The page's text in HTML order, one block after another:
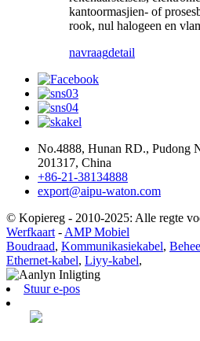
kantoormasjien- of
rook, nul halogeen en
navraagdetail
No.4888, Hunan RD., Pudong
201317, China
+86-21-38134888
export@aipu-waton.com
© Kopiereg - 2010-2025: Alle regte
Werfkaart - AMP Mobiel
Boudraad, Kommunikasiekabel,
Ethernet-kabel, Liyy-kabel,
Stuur e-pos